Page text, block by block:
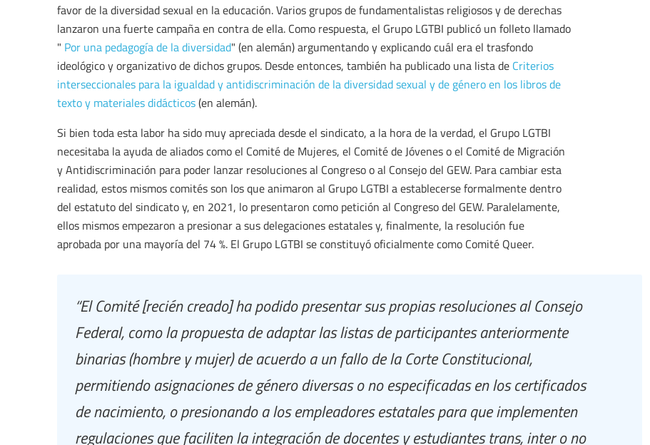
favor de la diversidad sexual en la educación. Varios grupos de fundamentalistas religiosos y de derechas
lanzaron una fuerte campaña en contra de ella. Como respuesta, el Grupo LGTBI publicó un folleto llamado
" Por una pedagogía de la diversidad" (en alemán) argumentando y explicando cuál era el trasfondo
ideológico y organizativo de dichos grupos. Desde entonces, también ha publicado una lista de Criterios
interseccionales para la igualdad y antidiscriminación de la diversidad sexual y de género en los libros de
texto y materiales didácticos(en alemán).
Si bien toda esta labor ha sido muy apreciada desde el sindicato, a la hora de la verdad, el Grupo LGTBI
necesitaba la ayuda de aliados como el Comité de Mujeres, el Comité de Jóvenes o el Comité de Migración
y Antidiscriminación para poder lanzar resoluciones al Congreso o al Consejo del GEW. Para cambiar esta
realidad, estos mismos comités son los que animaron al Grupo LGTBI a establecerse formalmente dentro
del estatuto del sindicato y, en 2021, lo presentaron como petición al Congreso del GEW. Paralelamente,
ellos mismos empezaron a presionar a sus delegaciones estatales y, finalmente, la resolución fue
aprobada por una mayoría del 74 %. El Grupo LGTBI se constituyó oficialmente como Comité Queer.
“El Comité [recién creado] ha podido presentar sus propias resoluciones al Consejo
Federal, como la propuesta de adaptar las listas de participantes anteriormente
binarias (hombre y mujer) de acuerdo a un fallo de la Corte Constitucional,
permitiendo asignaciones de género diversas o no especificadas en los certificados
de nacimiento, o presionando a los empleadores estatales para que implementen
regulaciones que faciliten la integración de docentes y estudiantes trans, inter o no